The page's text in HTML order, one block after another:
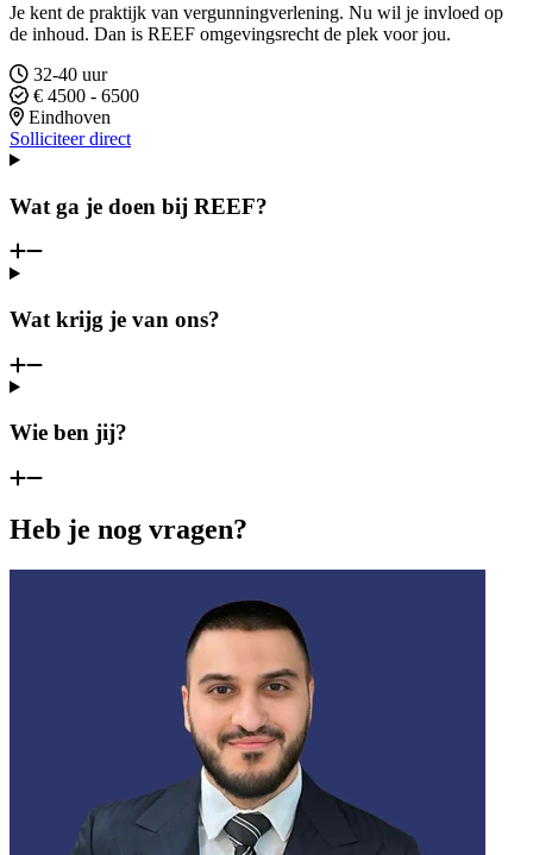
Je kent de praktijk van vergunningverlening. Nu wil je invloed op
de inhoud. Dan is REEF omgevingsrecht de plek voor jou.
32-40 uur
€ 4500 - 6500
Eindhoven
Solliciteer direct
Wat ga je doen bij REEF?
Wat krijg je van ons?
Wie ben jij?
Heb je nog vragen?